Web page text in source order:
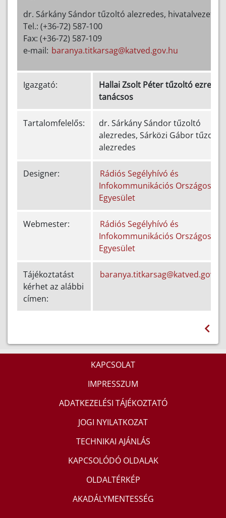
dr. Sárkány Sándor tűzoltó alezredes, hivatalvezető
Tel.: (+36-72) 587-100
Fax: (+36-72) 587-109
e-mail: baranya.titkarsag@katved.gov.hu
Igazgató:
Hallai Zsolt Péter tűzoltó
tanácsos
Tartalomfelelős:
dr. Sárkány Sándor tűzoltó
alezredes, Sárközi Gábor tűzoltó
alezredes
Designer:
Rádiós Segélyhívó és
Infokommunikációs Országos
Egyesület
Webmester:
Rádiós Segélyhívó és
Infokommunikációs Országos
Egyesület
Tájékoztatást
kérhet az alábbi
címen:
baranya.titkarsag@katved.gov.hu
KAPCSOLAT
IMPRESSZUM
ADATKEZELÉSI TÁJÉKOZTATÓ
JOGI NYILATKOZAT
TECHNIKAI AJÁNLÁS
KAPCSOLÓDÓ OLDALAK
OLDALTÉRKÉP
AKADÁLYMENTESSÉG